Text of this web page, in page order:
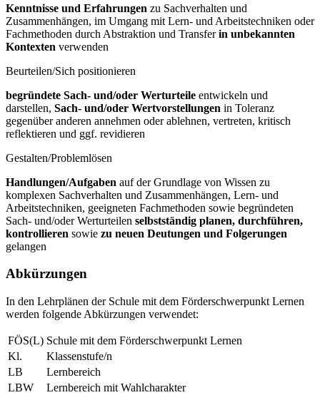
Kenntnisse und Erfahrungen zu Sachverhalten und
Zusammenhängen, im Umgang mit Lern- und Arbeitstechniken oder
Fachmethoden durch Abstraktion und Transferin unbekannten
Kontexten verwenden
Beurteilen/Sich positionieren
begründete Sach- und/oder Werturteile entwickeln und
darstellen, Sach- und/oder Wertvorstellungen in Toleranz
gegenüber anderen annehmen oder ablehnen, vertreten, kritisch
reflektieren und ggf. revidieren
Gestalten/Problemlösen
Handlungen/Aufgaben auf der Grundlage von Wissen zu
komplexen Sachverhalten und Zusammenhängen, Lern- und
Arbeitstechniken, geeigneten Fachmethoden sowie begründeten
Sach- und/oder Werturteilen selbstständig planen, durchführen,
kontrollieren sowie zu neuen Deutungen und Folgerungen
gelangen
Abkürzungen
In den Lehrplänen der Schule mit dem Förderschwerpunkt Lernen
werden folgende Abkürzungen verwendet:
FÖS(L) Schule mit dem Förderschwerpunkt Lernen
Kl.
Klassenstufe/n
LB
Lernbereich
LBW
Lernbereich mit Wahlcharakter